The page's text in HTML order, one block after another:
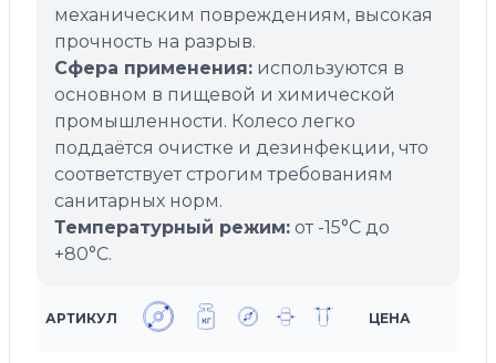
механическим повреждениям, высокая
прочность на разрыв.
Сфера применения: используются в
основном в пищевой и химической
промышленности. Колесо легко
поддаётся очистке и дезинфекции, что
соответствует строгим требованиям
санитарных норм.
Температурный режим: от -15°C до
+80°C.
АРТИКУЛ ЦЕНА